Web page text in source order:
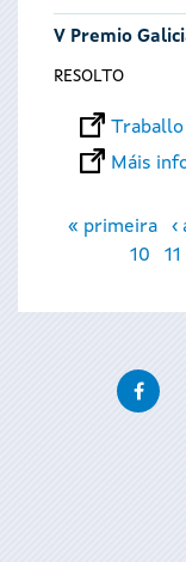
V Premio
RESOLTO
Máis
Páxinas
« primeira ‹
10
11